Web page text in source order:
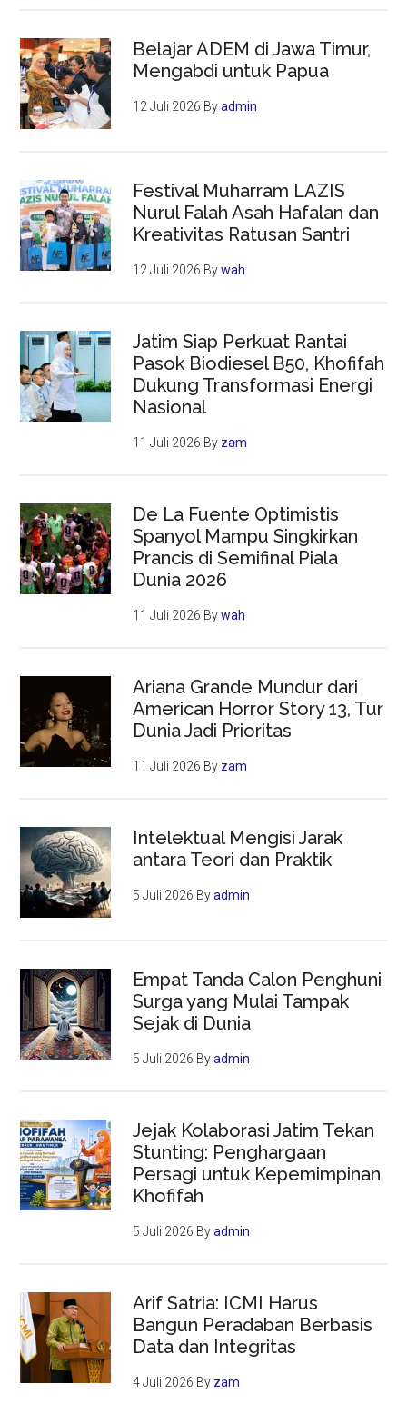
Belajar ADEM di Jawa Timur,
Mengabdi untuk Papua
12 Juli 2026 Byadmin
Festival Muharram LAZIS
Nurul Falah Asah Hafalan dan
Kreativitas Ratusan Santri
12 Juli 2026 Bywah
Jatim Siap Perkuat Rantai
Pasok Biodiesel B50, Khofifah
Dukung Transformasi Energi
Nasional
11 Juli 2026 By zam
De La Fuente Optimistis
Spanyol Mampu Singkirkan
Prancis di Semifinal Piala
Dunia 2026
11 Juli 2026 Bywah
Ariana Grande Mundur dari
American Horror Story 13, Tur
Dunia Jadi Prioritas
11 Juli 2026 By zam
Intelektual Mengisi Jarak
antara Teori dan Praktik
5 Juli 2026 Byadmin
Empat Tanda Calon Penghuni
Surga yang Mulai Tampak
Sejak di Dunia
5 Juli 2026 Byadmin
Jejak Kolaborasi Jatim Tekan
Stunting: Penghargaan
Persagi untuk Kepemimpinan
Khofifah
5 Juli 2026 Byadmin
Arif Satria: ICMI Harus
Bangun Peradaban Berbasis
Data dan Integritas
4 Juli 2026 By zam